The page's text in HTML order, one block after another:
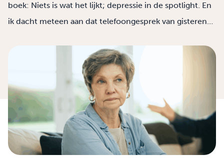
boek: Niets is wat het lijkt; depressie in de spotlight. En
ik dacht meteen aan dat telefoongesprek van gisteren…